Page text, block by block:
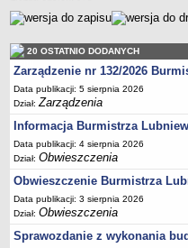
Zadania i uprawnienia
Skład Rady Miejskiej
Plan pracy Rady Miejskiej
Terminy posiedzeń Rady
Głosowania
Protokoły z posiedzeń Rady
Składy Komisji
Terminy posiedzeń Komisji
Plan pracy Komisji Rewizyjnej
Plan pracy pozostałych
20 OSTATNIO DODANYCH
Zarządzenie nr 132/2026
Data publikacji: 5 sierpnia 2026
Dział:Zarządzenia
Informacja Burmistrza
Data publikacji: 4 sierpnia 2026
Dział:Obwieszczenia
Obwieszczenie Burmistrza
Data publikacji: 3 sierpnia 2026
Dział:Obwieszczenia
Sprawozdanie z wykonania